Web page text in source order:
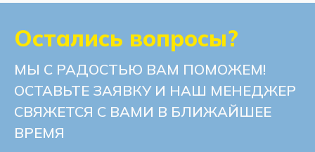
Остались вопросы?
МЫ С РАДОСТЬЮ ВАМ ПОМОЖЕМ!
ОСТАВЬТЕ ЗАЯВКУ И НАШ МЕНЕДЖЕР
СВЯЖЕТСЯ С ВАМИ В БЛИЖАЙШЕЕ
ВРЕМЯ